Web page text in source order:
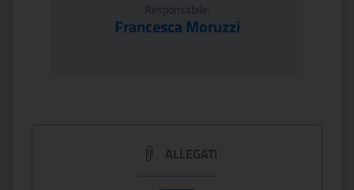
Responsabile:
Francesca Moruzzi
ALLEGATI